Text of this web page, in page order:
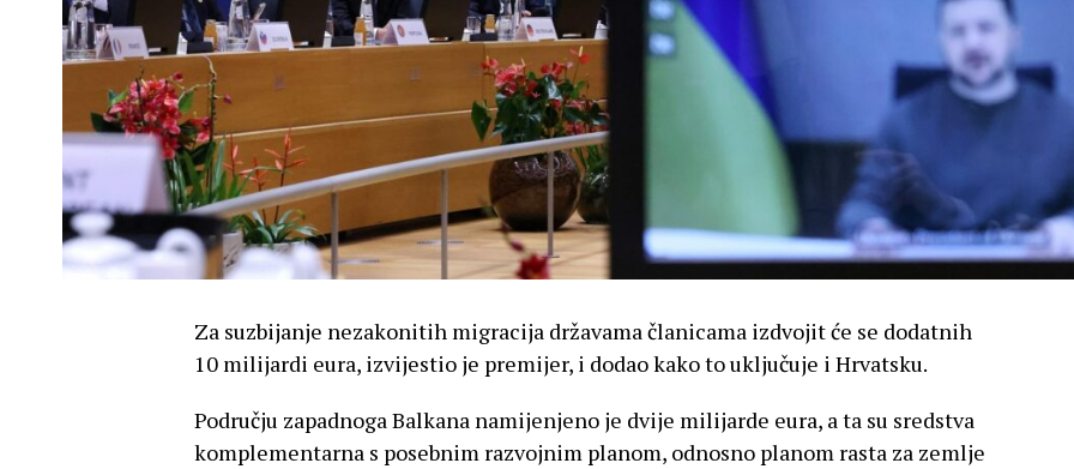
Za suzbijanje nezakonitih migracija državama članicama izdvojit će se dodatnih
10 milijardi eura, izvijestio je premijer, i dodao kako to uključuje i Hrvatsku.
Području zapadnoga Balkana namijenjeno je dvije milijarde eura, a ta su sredstva
komplementarna s posebnim razvojnim planom, odnosno planom rasta za zemlje